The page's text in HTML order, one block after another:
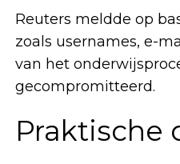
Reuters meldde op
zoals usernames, e-
van het
gecompromitteerd.
Praktische